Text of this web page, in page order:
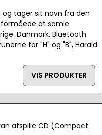
og tager sit navn fra den
formåede at samle
Danmark. Bluetooth
for "H" og "B", Harald
VIS PRODUKTER
afspille CD (Compact